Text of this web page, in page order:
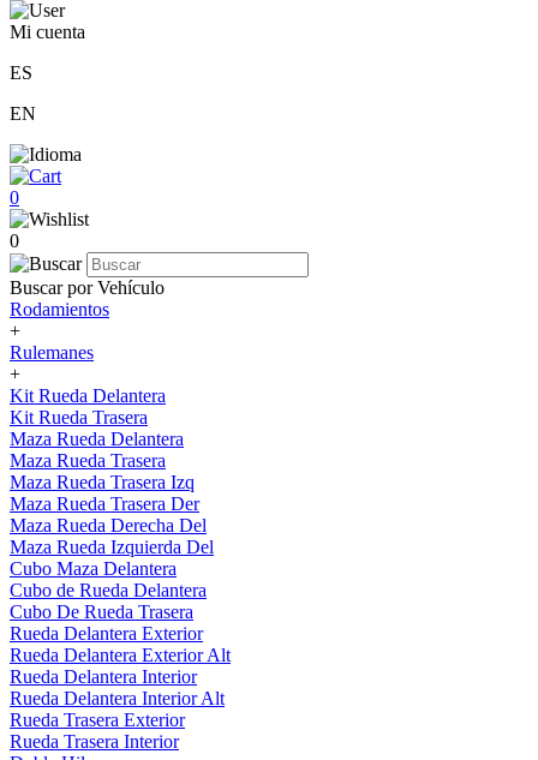
Mi cuenta
ES
EN
0
0
Buscar por Vehículo
Rodamientos
+
Rulemanes
+
Kit Rueda Delantera
Kit Rueda Trasera
Maza Rueda Delantera
Maza Rueda Trasera
Maza Rueda Trasera Izq
Maza Rueda Trasera Der
Maza Rueda Derecha Del
Maza Rueda Izquierda Del
Cubo Maza Delantera
Cubo de Rueda Delantera
Cubo De Rueda Trasera
Rueda Delantera Exterior
Rueda Delantera Exterior Alt
Rueda Delantera Interior
Rueda Delantera Interior Alt
Rueda Trasera Exterior
Rueda Trasera Interior